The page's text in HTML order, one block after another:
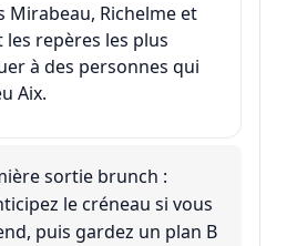
Mirabeau, Richelme et
repères les plus
à des personnes qui
Aix.
sortie brunch :
le créneau si vous
puis gardez un plan B